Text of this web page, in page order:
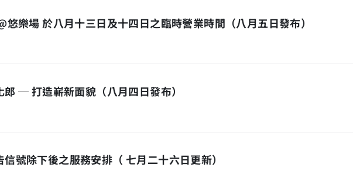
悠樂場 於八月十三日及十四日之臨時營業時間（八月五日發布）
─ 打造嶄新面貌（八月四日發布）
號除下後之服務安排（ 七月二十六日更新）